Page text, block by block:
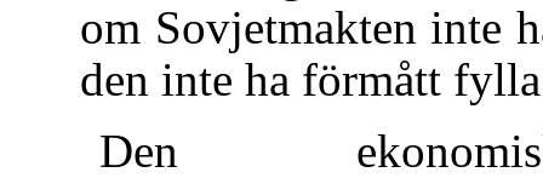
om Sovjetmakten inte
den inte ha förmått
Den